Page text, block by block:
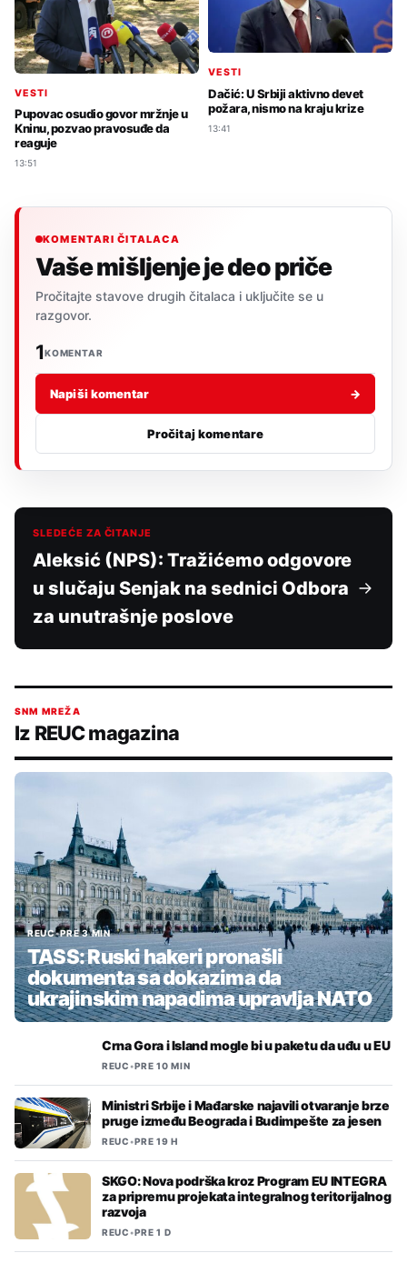
VESTI
Pupovac osudio govor mržnje u
Kninu, pozvao pravosuđe da
reaguje
13:51
VESTI
Dačić: U Srbiji aktivno devet
požara, nismo na kraju krize
13:41
KOMENTARI ČITALACA
Vaše mišljenje je deo priče
Pročitajte stavove drugih čitalaca i uključite se u
razgovor.
1KOMENTAR
Napiši komentar →
Pročitaj komentare
SLEDEĆE ZA ČITANJE
Aleksić (NPS): Tražićemo odgovore
u slučaju Senjak na sednici Odbora
za unutrašnje poslove
SNM MREŽA
Iz REUC magazina
REUC•PRE 3 MIN
TASS: Ruski hakeri pronašli
dokumenta sa dokazima da
ukrajinskim napadima upravlja NATO
Crna Gora i Island mogle bi u paketu da uđu u EU
REUC•PRE 10 MIN
Ministri Srbije i Mađarske najavili otvaranje brze
pruge između Beograda i Budimpešte za jesen
REUC•PRE 19 H
SKGO: Nova podrška kroz Program EU INTEGRA
za pripremu projekata integralnog teritorijalnog
razvoja
REUC•PRE 1 D